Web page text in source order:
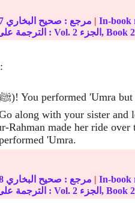
مرجع : صحيح البخاري |
الترجمة على الإنترنت : Vol. 2 الجزء, Book
along with your sister and
made her ride over
'Umra.
مرجع : صحيح البخاري |
الترجمة على الإنترنت : Vol. 2 الجزء, Book